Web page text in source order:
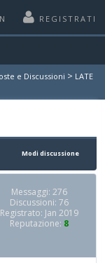
REGISTRATI
e Discussioni > LATE
Modi discussione
Messaggi: 276
Discussioni: 76
Registrato: Jan 2019
Reputazione: 8